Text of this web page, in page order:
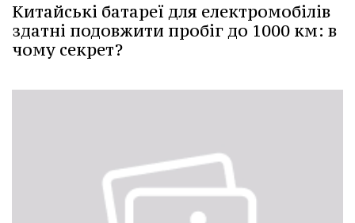
Китайські батареї для електромобілів
здатні подовжити пробіг до 1000 км: в
чому секрет?